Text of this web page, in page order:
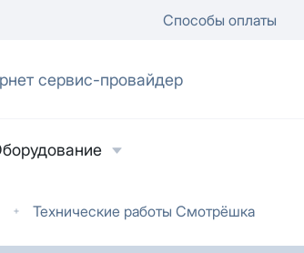
Способы оплаты
сервис-провайдер
Технические работы Смотрёшка
лицо
/